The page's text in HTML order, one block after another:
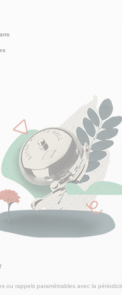
ou rappels paramétrables avec la